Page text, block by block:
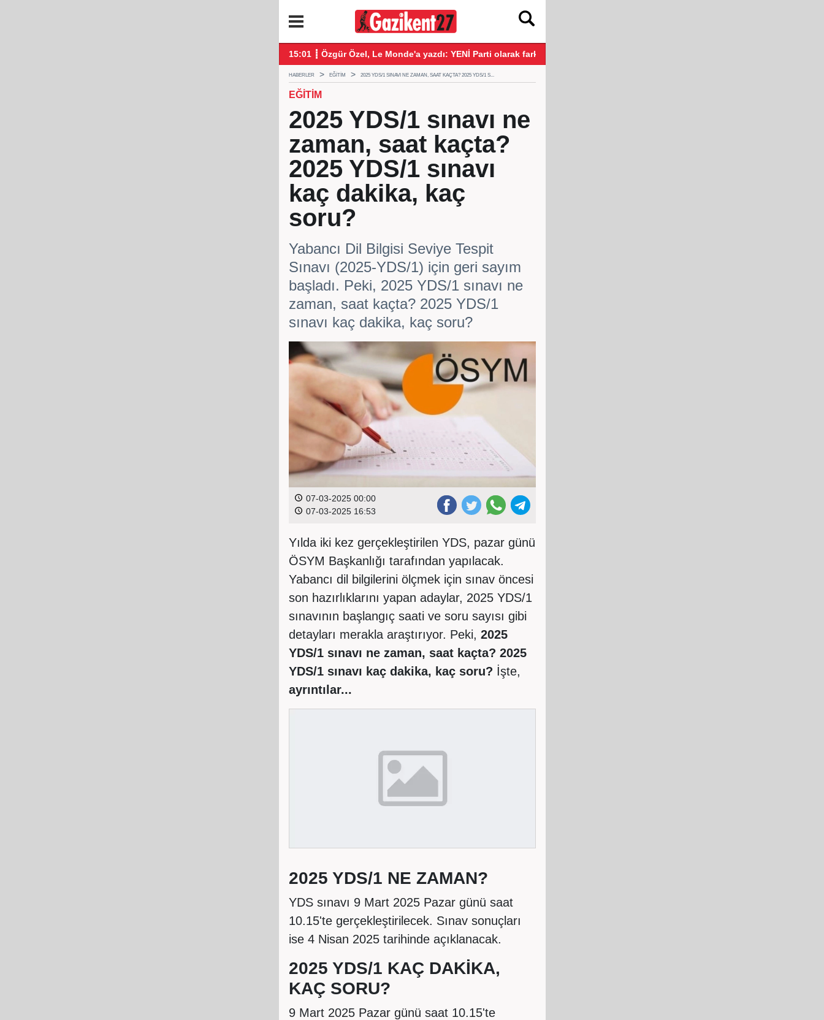
16:01 ┋ Türkiye, Suudi Arabistan ve Pakistan arasında 'Mekke Savunma Anlaşması' imzalandı15:01 ┋ Özgür Özel, Le Monde'a yazdı: YENİ Parti olarak farklı bir gelecek öneriyoruz14:58 ┋ İstifa sayısı 232'yi buldu, 28 ilde CHP'li başkan kalmadı!
HABERLER EĞITIM 2025 YDS/1 SINAVI NE ZAMAN, SAAT KAÇTA? 2025 YDS/1 S...
EĞITIM
2025 YDS/1 sınavı ne
zaman, saat kaçta?
2025 YDS/1 sınavı
kaç dakika, kaç
soru?
Yabancı Dil Bilgisi Seviye Tespit
Sınavı (2025-YDS/1) için geri sayım
başladı. Peki, 2025 YDS/1 sınavı ne
zaman, saat kaçta? 2025 YDS/1
sınavı kaç dakika, kaç soru?
07-03-2025 00:00
07-03-2025 16:53
Yılda iki kez gerçekleştirilen YDS, pazar günü
ÖSYM Başkanlığı tarafından yapılacak.
Yabancı dil bilgilerini ölçmek için sınav öncesi
son hazırlıklarını yapan adaylar, 2025 YDS/1
sınavının başlangıç saati ve soru sayısı gibi
detayları merakla araştırıyor. Peki, 2025
YDS/1 sınavı ne zaman, saat kaçta? 2025
YDS/1 sınavı kaç dakika, kaç soru? İşte,
ayrıntılar...
2025 YDS/1 NE ZAMAN?
YDS sınavı 9 Mart 2025 Pazar günü saat
10.15'te gerçekleştirilecek. Sınav sonuçları
ise 4 Nisan 2025 tarihinde açıklanacak.
2025 YDS/1 KAÇ DAKİKA,
KAÇ SORU?
9 Mart 2025 Pazar günü saat 10.15'te